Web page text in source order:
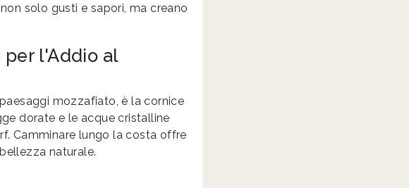
solo gusti e sapori, ma creano
per l'Addio al
mozzafiato, è la cornice
dorate e le acque cristalline
Camminare lungo la costa offre
naturale.